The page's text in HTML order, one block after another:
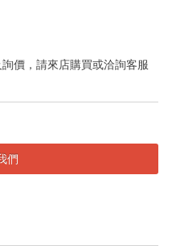
價，請來店購買或洽詢客服
們